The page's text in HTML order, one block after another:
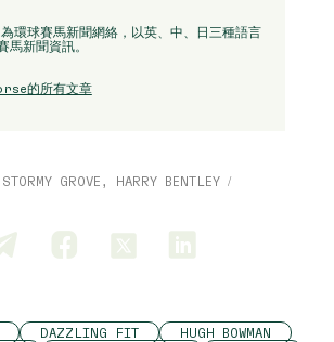
球賽馬新聞網絡，以英、中、日三種語言
馬新聞資訊。
的所有文章
GROVE, HARRY BENTLEY /
DAZZLING FIT
HUGH BOWMAN